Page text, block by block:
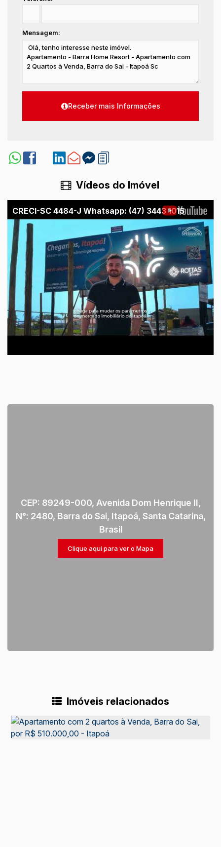
Mensagem:
Vídeos do Imóvel
CRECI-SC 4484-J Whatsapp: (47) 3443 1015
CEP: 89249-000, Avenida Dom Henrique II,
N°: 2480, Barra do Sai, Itapoá, Santa Catarina,
Brasil
Clique aqui para ver o Mapa
Imóveis relacionados